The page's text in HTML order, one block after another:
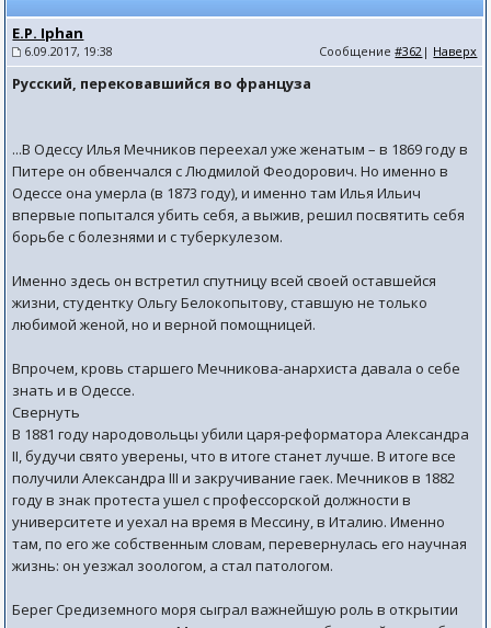
E.P. Iphan
6.09.2017, 19:38 Сообщение#362 | Наверх
Русский, перековавшийся во француза
...В Одессу Илья Мечников переехал уже женатым – в 1869 году в
Питере он обвенчался c Людмилой Феодорович. Но именно в
Одессе она умерла (в 1873 году), и именно там Илья Ильич
впервые попытался убить себя, а выжив, решил посвятить себя
борьбе с болезнями и с туберкулезом.
Именно здесь он встретил спутницу всей своей оставшейся
жизни, студентку Ольгу Белокопытову, ставшую не только
любимой женой, но и верной помощницей.
Впрочем, кровь старшего Мечникова-анархиста давала о себе
знать и в Одессе.
Свернуть
В 1881 году народовольцы убили царя-реформатора Александра
II, будучи свято уверены, что в итоге станет лучше. В итоге все
получили Александра III и закручивание гаек. Мечников в 1882
году в знак протеста ушел с профессорской должности в
университете и уехал на время в Мессину, в Италию. Именно
там, по его же собственным словам, перевернулась его научная
жизнь: он уезжал зоологом, а стал патологом.
Берег Средиземного моря сыграл важнейшую роль в открытии